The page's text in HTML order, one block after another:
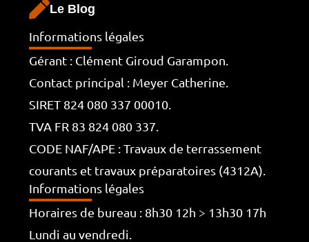
Le Blog
Informations légales
Gérant : Clément Giroud Garampon.
Contact principal : Meyer Catherine.
SIRET 824 080 337 00010.
TVA FR 83 824 080 337.
CODE NAF/APE : Travaux de terrassement
courants et travaux préparatoires (4312A).
Informations légales
Horaires de bureau : 8h30 12h > 13h30 17h
Lundi au vendredi.